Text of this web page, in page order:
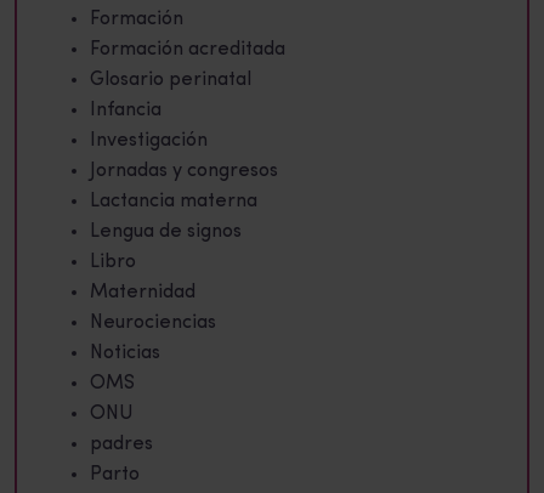
Formación
Formación acreditada
Glosario perinatal
Infancia
Investigación
Jornadas y congresos
Lactancia materna
Lengua de signos
Libro
Maternidad
Neurociencias
Noticias
OMS
ONU
padres
Parto